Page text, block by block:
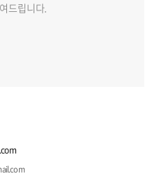
드립니다.